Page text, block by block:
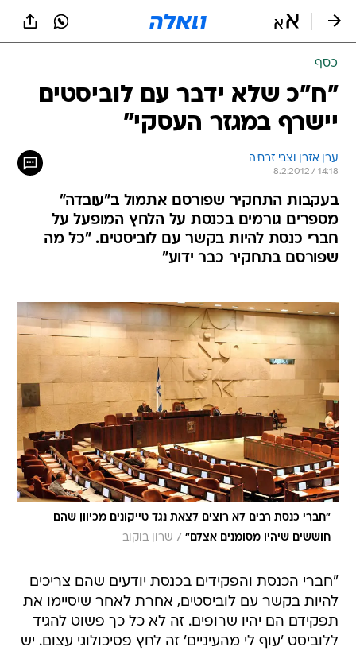
כסף
"ח"כ שלא ידבר עם לוביסטים
יישרף במגזר העסקי"
ערן אזרן וצבי זרחיה
8.2.2012 / 14:18
בעקבות התחקיר שפורסם אתמול ב"עובדה"
מספרים גורמים בכנסת על הלחץ המופעל על
חברי כנסת להיות בקשר עם לוביסטים. "כל מה
שפורסם בתחקיר כבר ידוע"
"חברי כנסת רבים לא רוצים לצאת נגד טייקונים מכיוון שהם
חוששים שיהיו מסומנים אצלם" / שרון בוקוב
"חברי הכנסת והפקידים בכנסת יודעים שהם צריכים
להיות בקשר עם לוביסטים, אחרת לאחר שיסיימו את
תפקידם הם יהיו שרופים. זה לא כל כך פשוט להגיד
ללוביסט 'עוף לי מהעיניים' זה לחץ פסיכולוגי עצום. יש